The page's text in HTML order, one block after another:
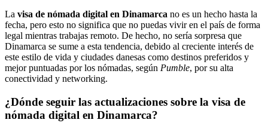
La visa de nómada digital en Dinamarca no es un hecho hasta la
fecha, pero esto no significa que no puedas vivir en el país de forma
legal mientras trabajas remoto. De hecho, no sería sorpresa que
Dinamarca se sume a esta tendencia, debido al creciente interés de
este estilo de vida y ciudades danesas como destinos preferidos y
mejor puntuadas por los nómadas, según Pumble, por su alta
conectividad y networking.
¿Dónde seguir las actualizaciones sobre la visa de
nómada digital en Dinamarca?